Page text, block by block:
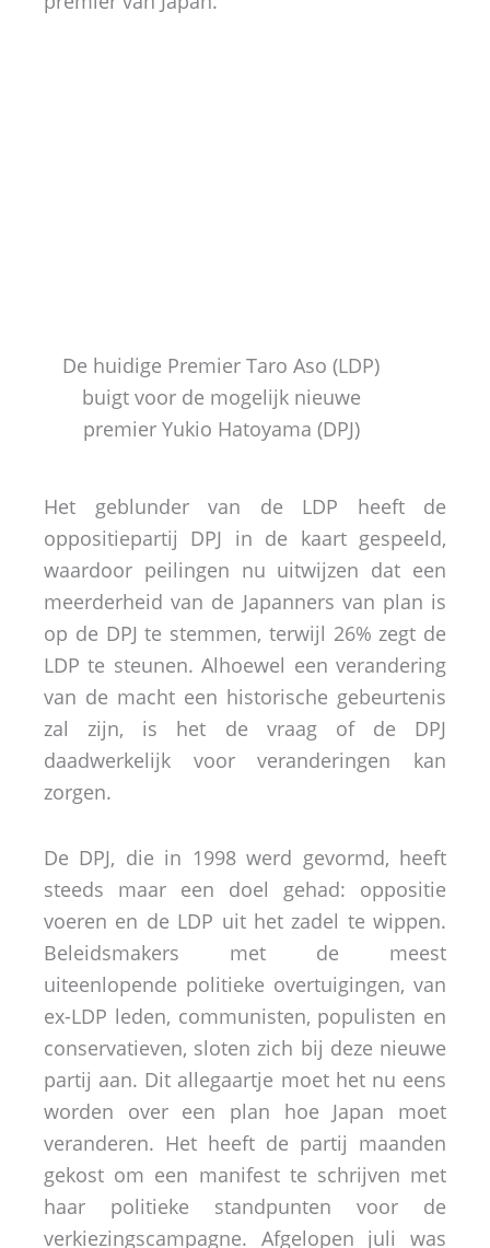
De huidige Premier Taro Aso (LDP)
buigt voor de mogelijk nieuwe
premier Yukio Hatoyama (DPJ)
Het geblunder van de LDP heeft de
oppositiepartij DPJ in de kaart gespeeld,
waardoor peilingen nu uitwijzen dat een
meerderheid van de Japanners van plan is
op de DPJ te stemmen, terwijl 26% zegt de
LDP te steunen. Alhoewel een verandering
van de macht een historische gebeurtenis
zal zijn, is het de vraag of de DPJ
daadwerkelijk voor veranderingen kan
zorgen.
De DPJ, die in 1998 werd gevormd, heeft
steeds maar een doel gehad: oppositie
voeren en de LDP uit het zadel te wippen.
Beleidsmakers met de meest
uiteenlopende politieke overtuigingen, van
ex-LDP leden, communisten, populisten en
conservatieven, sloten zich bij deze nieuwe
partij aan. Dit allegaartje moet het nu eens
worden over een plan hoe Japan moet
veranderen. Het heeft de partij maanden
gekost om een manifest te schrijven met
haar politieke standpunten voor de
verkiezingscampagne. Afgelopen juli was